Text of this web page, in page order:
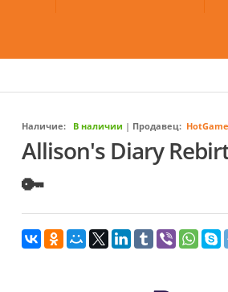
Наличие: В наличии | Продавец:
Allison's Diary
🔑